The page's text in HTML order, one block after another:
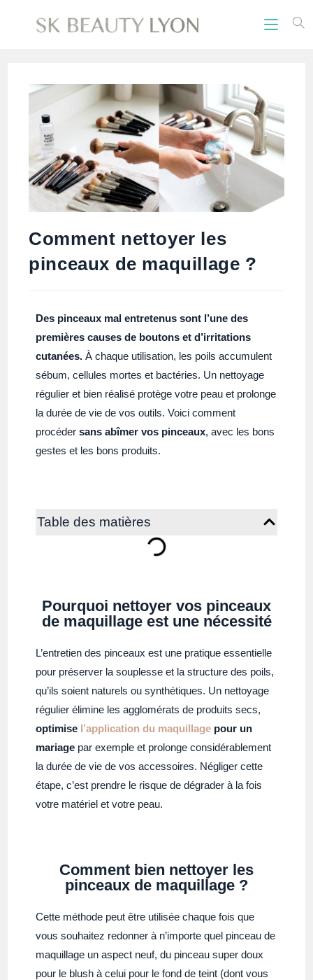
Comment nettoyer les
pinceaux de maquillage ?
Des pinceaux mal entretenus sont l’une des
premières causes de boutons et d’irritations
cutanées.À chaque utilisation, les poils accumulent
sébum, cellules mortes et bactéries. Un nettoyage
régulier et bien réalisé protège votre peau et prolonge
la durée de vie de vos outils. Voici comment
procédersans abîmer vos pinceaux, avec les bons
gestes et les bons produits.
Table des matières
Pourquoi nettoyer vos pinceaux
de maquillage est une nécessité
L’entretien des pinceaux est une pratique essentielle
pour préserver la souplesse et la structure des poils,
qu’ils soient naturels ou synthétiques. Un nettoyage
régulier élimine les agglomérats de produits secs,
optimise l’application du maquillage pour un
mariage par exemple et prolonge considérablement
la durée de vie de vos accessoires. Négliger cette
étape, c’est prendre le risque de dégrader à la fois
votre matériel et votre peau.
Comment bien nettoyer les
pinceaux de maquillage ?
Cette méthode peut être utilisée chaque fois que
vous souhaitez redonner à n’importe quel pinceau de
maquillage un aspect neuf, du pinceau super doux
pour le blush à celui pour le fond de teint (dont vous